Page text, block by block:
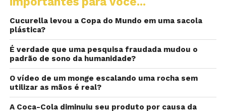
Cucurella levou a Copa do Mundo em uma sacola
plástica?
É verdade que uma pesquisa fraudada mudou o
padrão de sono da humanidade?
O vídeo de um monge escalando uma rocha sem
utilizar as mãos é real?
A Coca-Cola diminuiu seu produto por causa da